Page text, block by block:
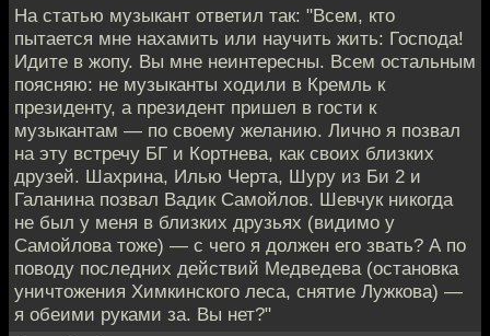
На статью музыкант ответил так: "Всем, кто
пытается мне нахамить или научить жить: Господа!
Идите в жопу. Вы мне неинтересны. Всем остальным
поясняю: не музыканты ходили в Кремль к
президенту, а президент пришел в гости к
музыкантам — по своему желанию. Лично я позвал
на эту встречу БГ и Кортнева, как своих близких
друзей. Шахрина, Илью Черта, Шуру из Би 2 и
Галанина позвал Вадик Самойлов. Шевчук никогда
не был у меня в близких друзьях (видимо у
Самойлова тоже) — с чего я должен его звать? А по
поводу последних действий Медведева (остановка
уничтожения Химкинского леса, снятие Лужкова) —
я обеими руками за. Вы нет?"